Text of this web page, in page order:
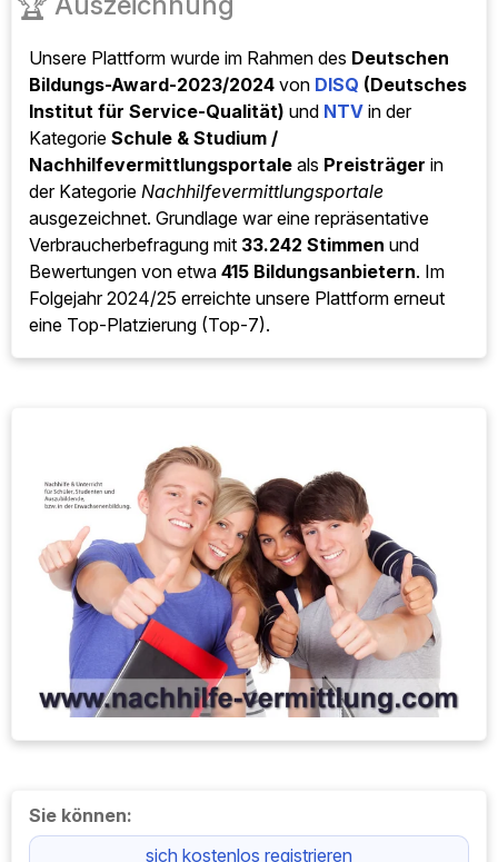
Nasza platforma otrzymałaNiemiecką Nagrodę
Edukacyjną 2023/2024przyznawanąprzez
DISQ(Niemiecki Instytut Jakości Usług)
kategoriiplatformkorepetycyjnychw kategorii
„Szkoły i Uniwersytety / Portale Korepetycyjne” .
Nagroda została przyznana na podstawie
reprezentatywnego badania konsumenckiego, w
którym oddano33 242 głosyi oceny od około 415
dostawców usług edukacyjnych . W kolejnym roku,
2024/25, nasza platforma ponownie zajęła czołowe
miejsce (Top 7).
Możesz: